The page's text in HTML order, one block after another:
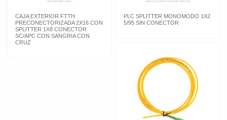
CAJA EXTERIOR FTTH
PRECONECTORIZADA 2X16 CON
SPLITTER 1X8 CONECTOR
SC/APC CON SANGRIA CON
CRUZ
PLC SPLITTER MONOMODO 1X2
5/95 SIN CONECTOR